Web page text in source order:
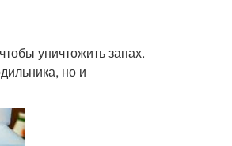
уничтожить запах.
но и